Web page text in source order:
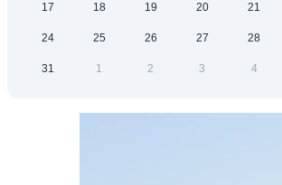
17 18 19 20 21
24 25 26 27 28
31 1 2 3 4